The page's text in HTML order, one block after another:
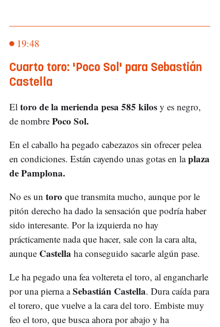
19:48
Cuarto toro: 'Poco Sol' para Sebastián
Castella
El toro de la merienda pesa 585 kilos y es negro,
de nombre Poco Sol.
En el caballo ha pegado cabezazos sin ofrecer pelea
en condiciones. Están cayendo unas gotas en laplaza
de Pamplona.
No es un toro que transmita mucho, aunque por le
pitón derecho ha dado la sensación que podría haber
sido interesante. Por la izquierda no hay
prácticamente nada que hacer, sale con la cara alta,
aunque Castella ha conseguido sacarle algún pase.
Le ha pegado una fea voltereta el toro, al engancharle
por una pierna aSebastián Castella. Dura caída para
el torero, que vuelve a la cara del toro. Embiste muy
feo el toro, que busca ahora por abajo y ha